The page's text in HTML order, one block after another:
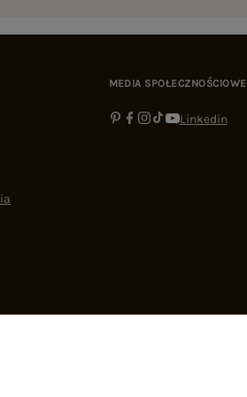
MEDIA SPOŁECZNOŚCIOWE
Linkedin